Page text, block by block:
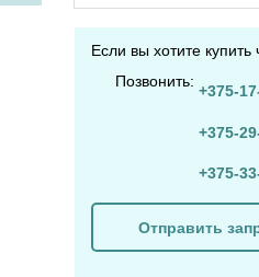
по вертикали,
области производства
Если вы хотите
Позвонить:
+375-
+375-
+375-
Отправить